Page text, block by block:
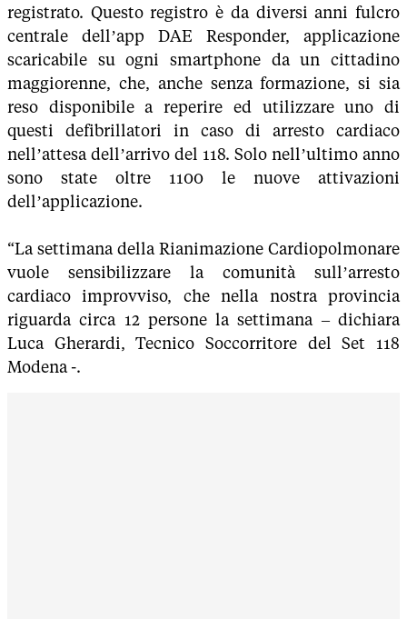
registrato. Questo registro è da diversi anni fulcro
centrale dell’app DAE Responder, applicazione
scaricabile su ogni smartphone da un cittadino
maggiorenne, che, anche senza formazione, si sia
reso disponibile a reperire ed utilizzare uno di
questi defibrillatori in caso di arresto cardiaco
nell’attesa dell’arrivo del 118. Solo nell’ultimo anno
sono state oltre 1100 le nuove attivazioni
dell’applicazione.
“La settimana della Rianimazione Cardiopolmonare
vuole sensibilizzare la comunità sull’arresto
cardiaco improvviso, che nella nostra provincia
riguarda circa 12 persone la settimana – dichiara
Luca Gherardi, Tecnico Soccorritore del Set 118
Modena -.